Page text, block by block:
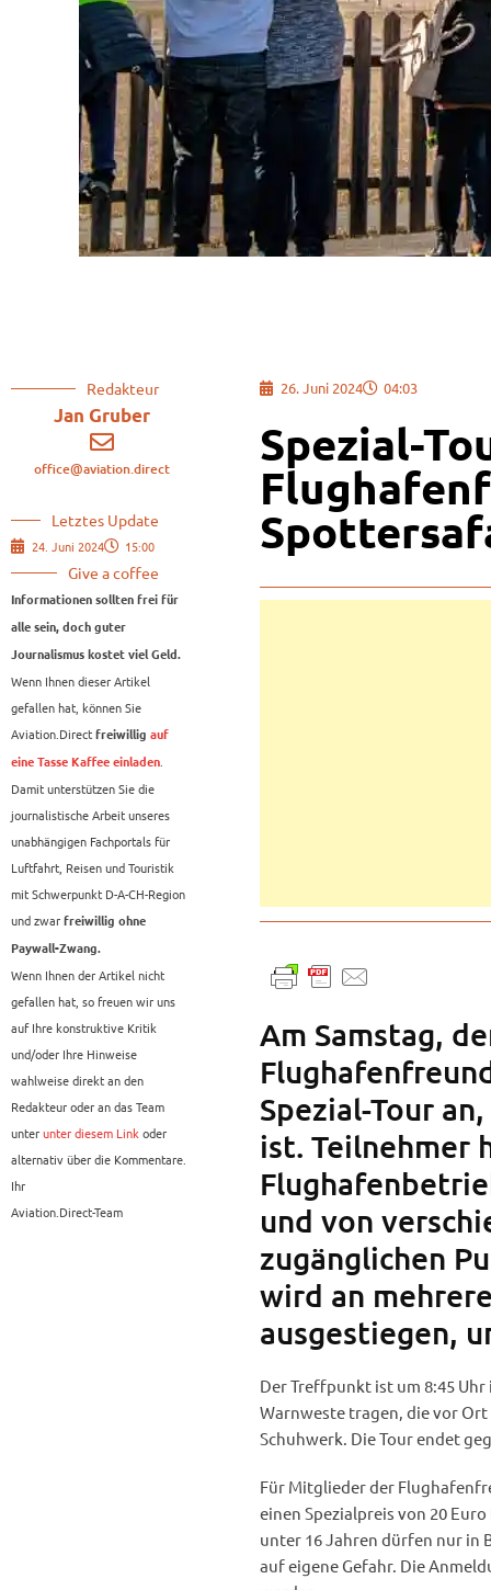
Redakteur
Jan Gruber
office@aviation.direct
Letztes Update
24. Juni 2024 15:00
Give a coffee
Informationen sollten frei für
alle sein, doch guter
Journalismus kostet viel Geld.
Wenn Ihnen dieser Artikel
gefallen hat, können Sie
Aviation.Direct freiwillig auf
eine Tasse Kaffee einladen.
Damit unterstützen Sie die
journalistische Arbeit unseres
unabhängigen Fachportals für
Luftfahrt, Reisen und Touristik
mit Schwerpunkt D-A-CH-Region
und zwar freiwillig ohne
Paywall-Zwang.
Wenn Ihnen der Artikel nicht
gefallen hat, so freuen wir uns
auf Ihre konstruktive Kritik
und/oder Ihre Hinweise
wahlweise direkt an den
Redakteur oder an das Team
unterunter diesem Linkoder
alternativ über die Kommentare.
Ihr
Aviation.Direct-Team
26. Juni 2024 04:03
Spezial-
Am Samstag,
Spezial-Tour
ist. Teilnehmer
und von
zugänglichen
wird an
ausgestiegen,
Der Treffpunkt ist um 8:45
Warnweste tragen, die vor
Schuhwerk. Die Tour endet
Für Mitglieder der
einen Spezialpreis von 20
unter 16 Jahren dürfen nur in
auf eigene Gefahr. Die